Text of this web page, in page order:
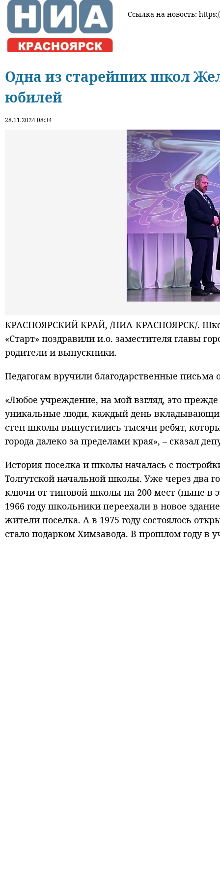
Ссылка на новость:
Одна из старейших школ
юбилей
28.11.2024 08:34
КРАСНОЯРСКИЙ КРАЙ, /НИА-КРАСНОЯРСК/.
«Старт» поздравили и.о. заместителя главы
родители и выпускники.
Педагогам вручили благодарственные письма
«Любое учреждение, на мой взгляд, это
уникальные люди, каждый день
стен школы выпустились тысячи ребят,
города далеко за пределами края», – сказал
История поселка и школы началась с
Толгутской начальной школы. Уже через два
ключи от типовой школы на 200 мест (ныне в
1966 году школьники переехали в новое
жители поселка. А в 1975 году состоялось
стало подарком Химзавода. В прошлом году в